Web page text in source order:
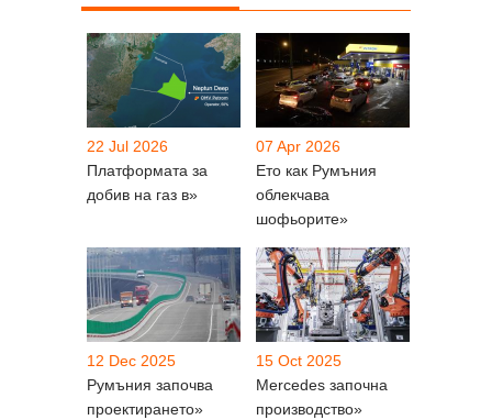
22 Jul 2026
Платформата за
добив на газ в»
07 Apr 2026
Ето как Румъния
облекчава
шофьорите»
12 Dec 2025
Румъния започва
проектирането»
15 Oct 2025
Mercedes започна
производство»